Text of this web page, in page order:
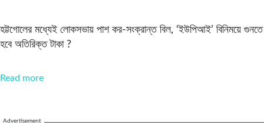
হট্টগোলের মধ্যেই লোকসভায় পাশ কর-সংক্রান্ত বিল, ‘ইউপিআই’ বিনিময়ে গুনতে
হবে অতিরিক্ত টাকা ?
Read more
Advertisement